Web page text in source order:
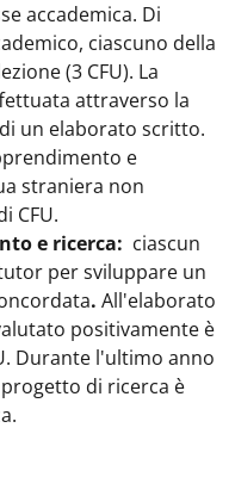
accademica. Di
ciascuno della
(3 CFU). La
attraverso la
un elaborato scritto.
e
straniera non
CFU.
e ricerca: ciascun
per sviluppare un
. All'elaborato
positivamente è
Durante l'ultimo anno
di ricerca è